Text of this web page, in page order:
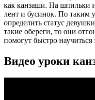
как канзаши. На шпильки
лент и бусинок. По таким
определить статус
такие обереги, то они
помогут быстро
Видео уроки